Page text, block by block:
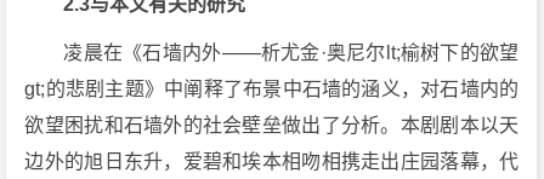
2.3与本文有关的研究
凌晨在《石墙内外——析尤金·奥尼尔lt;榆树下的欲望
gt;的悲剧主题》中阐释了布景中石墙的涵义，对石墙内的
欲望困扰和石墙外的社会壁垒做出了分析。本剧剧本以天
边外的旭日东升，爱碧和埃本相吻相携走出庄园落幕，代